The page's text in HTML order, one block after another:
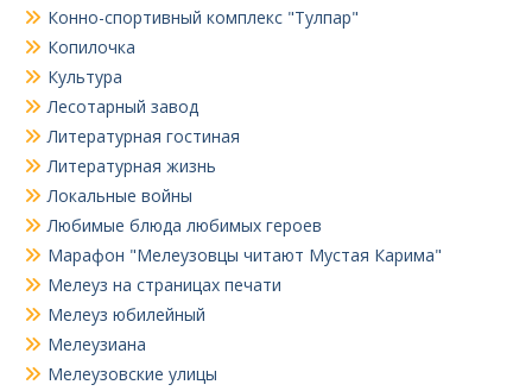
Конно-спортивный комплекс "Тулпар"
Копилочка
Культура
Лесотарный завод
Литературная гостиная
Литературная жизнь
Локальные войны
Любимые блюда любимых героев
Марафон "Мелеузовцы читают Мустая Карима"
Мелеуз на страницах печати
Мелеуз юбилейный
Мелеузиана
Мелеузовские улицы